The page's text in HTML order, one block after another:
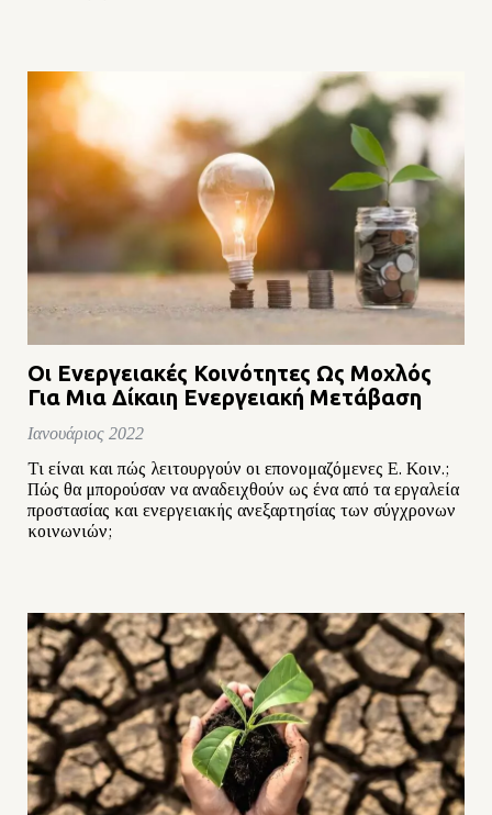
Οι Ενεργειακές Κοινότητες Ως Μοχλός
Για Μια Δίκαιη Ενεργειακή Μετάβαση
Ιανουάριος 2022
Τι είναι και πώς λειτουργούν οι επονομαζόμενες Ε. Κοιν.;
Πώς θα μπορούσαν να αναδειχθούν ως ένα από τα εργαλεία
προστασίας και ενεργειακής ανεξαρτησίας των σύγχρονων
κοινωνιών;